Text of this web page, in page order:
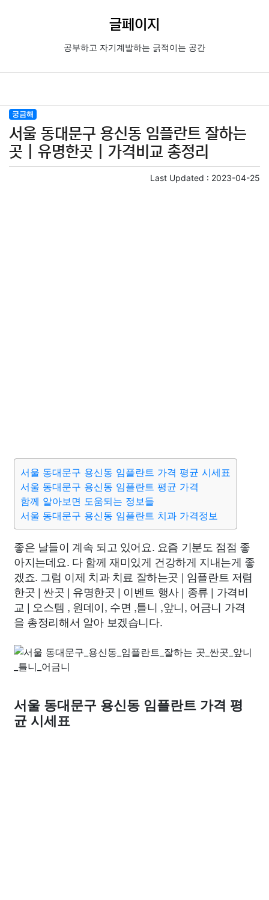
글페이지
공부하고 자기계발하는 긁적이는 공간
궁금해
서울 동대문구 용신동 임플란트 잘하는
곳 | 유명한곳 | 가격비교 총정리
Last Updated : 2023-04-25
서울 동대문구 용신동 임플란트 가격 평균 시세표
서울 동대문구 용신동 임플란트 평균 가격
함께 알아보면 도움되는 정보들
서울 동대문구 용신동 임플란트 치과 가격정보
좋은 날들이 계속 되고 있어요. 요즘 기분도 점점 좋
아지는데요. 다 함께 재미있게 건강하게 지내는게 좋
겠죠. 그럼 이제 치과 치료 잘하는곳 | 임플란트 저렴
한곳 | 싼곳 | 유명한곳 | 이벤트 행사 | 종류 | 가격비
교 | 오스템 , 원데이, 수면 ,틀니 ,앞니, 어금니 가격
을 총정리해서 알아 보겠습니다.
서울 동대문구 용신동 임플란트 가격 평
균 시세표